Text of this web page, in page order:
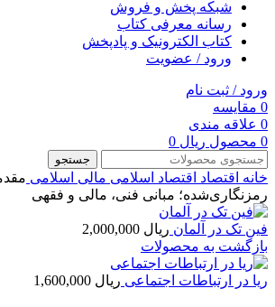
شبکه پخش و فروش
رسانه معرفی کتاب
کتاب الکترونیک و پادپخش
ورود / عضویت
ورود / ثبت نام
0 مقایسه
0 علاقه مندی
0 محصول ریال
جستجو
خانه اقتصاد اقتصاد اسلامی مالی اسلامی
رمزنگاری‌شده؛ مبانی فنی، مالی و فقهی
فین تک در آلمان ریال
بازگشت به محصولات
ریا در ارتباطات اجتماعی ریال